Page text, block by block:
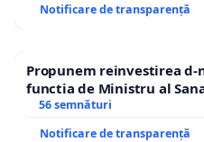
Notificare de transparență
Propunem reinvestirea d-
functia de Ministru al
56 semnături
Notificare de transparență